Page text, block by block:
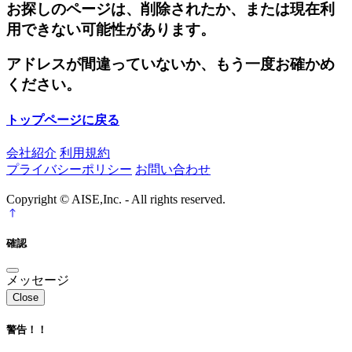
お探しのページは、削除されたか、または現在利
用できない可能性があります。
アドレスが間違っていないか、もう一度お確かめ
ください。
トップページに戻る
会社紹介 利用規約
プライバシーポリシー お問い合わせ
Copyright © AISE,Inc. - All rights reserved.
確認
メッセージ
Close
警告！！